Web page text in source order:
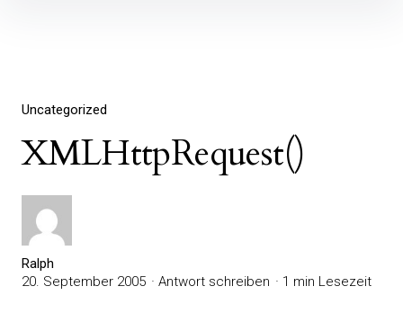
Uncategorized
XMLHttpRequest()
Ralph
20. September 2005
Antwort schreiben 1 min Lesezeit